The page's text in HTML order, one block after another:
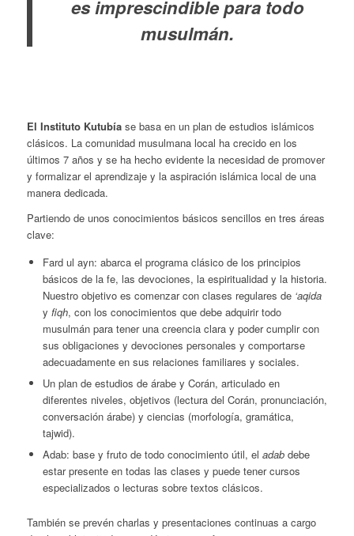
es imprescindible para todo
musulmán.
El Instituto Kutubíase basa en un plan de estudios islámicos
clásicos. La comunidad musulmana local ha crecido en los
últimos 7 años y se ha hecho evidente la necesidad de promover
y formalizar el aprendizaje y la aspiración islámica local de una
manera dedicada.
Partiendo de unos conocimientos básicos sencillos en tres áreas
clave:
Fard ul ayn: abarca el programa clásico de los principios
básicos de la fe, las devociones, la espiritualidad y la historia.
Nuestro objetivo es comenzar con clases regulares de ‘aqida
y fiqh, con los conocimientos que debe adquirir todo
musulmán para tener una creencia clara y poder cumplir con
sus obligaciones y devociones personales y comportarse
adecuadamente en sus relaciones familiares y sociales.
Un plan de estudios de árabe y Corán, articulado en
diferentes niveles, objetivos (lectura del Corán, pronunciación,
conversación árabe) y ciencias (morfología, gramática,
tajwid).
Adab: base y fruto de todo conocimiento útil, el adabdebe
estar presente en todas las clases y puede tener cursos
especializados o lecturas sobre textos clásicos.
También se prevén charlas y presentaciones continuas a cargo